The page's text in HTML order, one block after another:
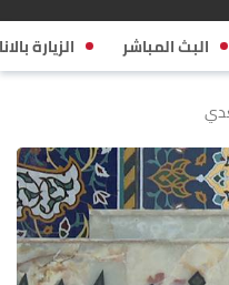
البث المباشر الزيارة